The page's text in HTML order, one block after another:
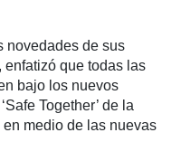
novedades de sus
enfatizó que todas las
bajo los nuevos
Together’ de la
medio de las nuevas